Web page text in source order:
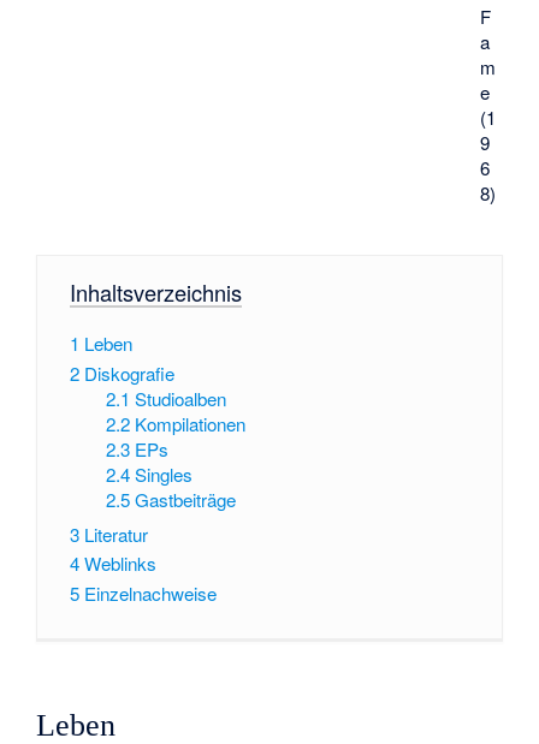
F
a
m
e
(1
9
6
8)
Inhaltsverzeichnis
1 Leben
2 Diskografie
2.1 Studioalben
2.2 Kompilationen
2.3 EPs
2.4 Singles
2.5 Gastbeiträge
3 Literatur
4Weblinks
5 Einzelnachweise
Leben